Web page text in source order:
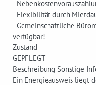
-
- Flexibilität durch
- Gemeinschaftliche
verfügbar!
Zustand
GEPFLEGT
Beschreibung Sonstige
Ein Energieausweis liegt